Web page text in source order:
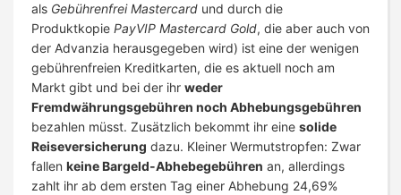
als Gebührenfrei Mastercard und durch die
Produktkopie PayVIP Mastercard Gold, die aber auch von
der Advanzia herausgegeben wird) ist eine der wenigen
gebührenfreien Kreditkarten, die es aktuell noch am
Markt gibt und bei der ihr weder
Fremdwährungsgebühren noch Abhebungsgebühren
bezahlen müsst. Zusätzlich bekommt ihr eine solide
Reiseversicherung dazu. Kleiner Wermutstropfen: Zwar
fallen keine Bargeld-Abhebegebühren an, allerdings
zahlt ihr ab dem ersten Tag einer Abhebung 24,69%